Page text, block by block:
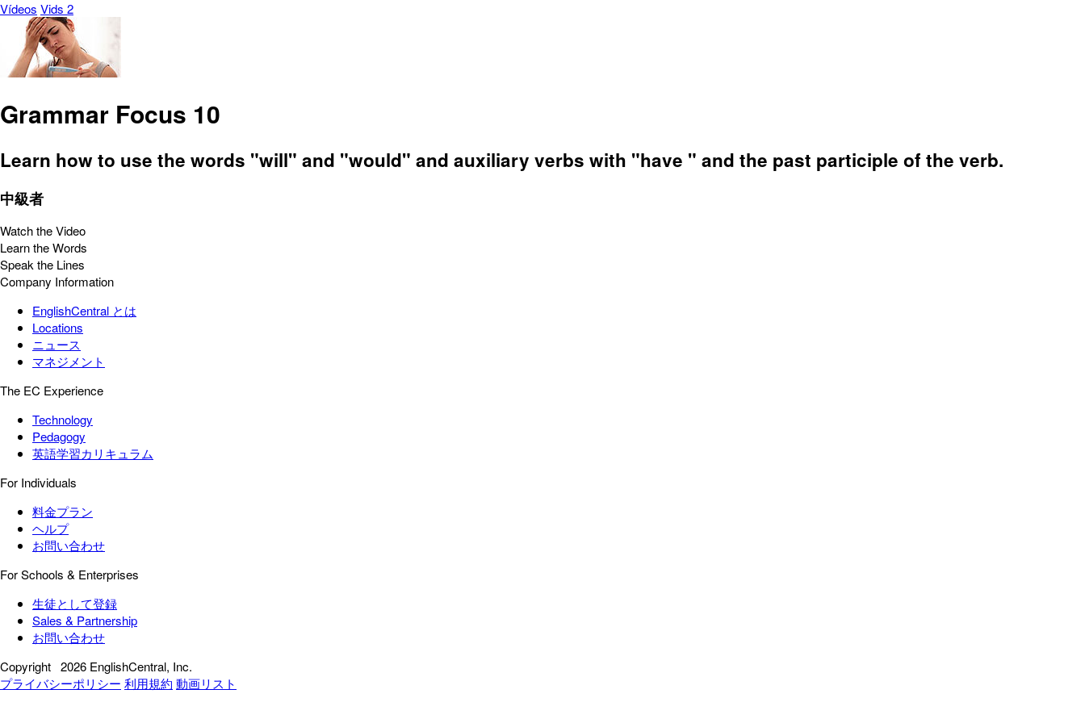
Vídeos Vids 2
Grammar Focus 10
Learn how to use the words "will" and "would" and auxiliary verbs with "have " and the past participle of the verb.
中級者
Watch the Video
Learn the Words
Speak the Lines
Company Information
EnglishCentral とは
Locations
ニュース
マネジメント
The EC Experience
Technology
Pedagogy
英語学習カリキュラム
For Individuals
料金プラン
ヘルプ
お問い合わせ
For Schools & Enterprises
生徒として登録
Sales & Partnership
お問い合わせ
Copyright 2026 EnglishCentral, Inc.
プライバシーポリシー 利用規約 動画リスト